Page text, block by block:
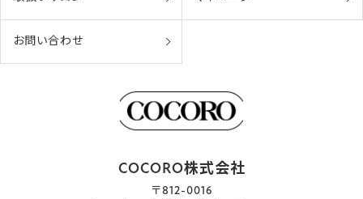
お問い合わせ
COCORO株式会社
〒812-0016